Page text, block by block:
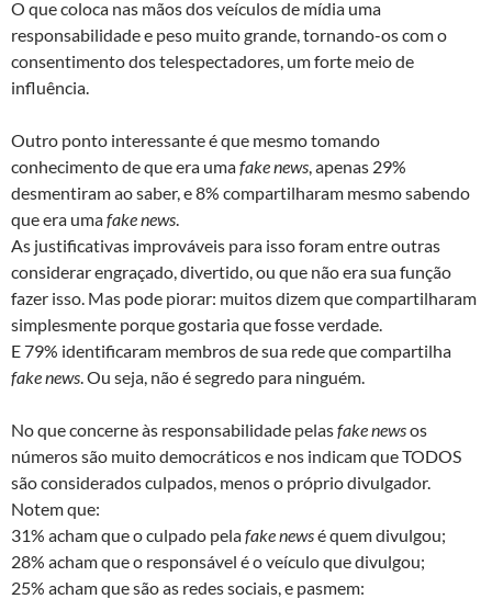
O que coloca nas mãos dos veículos de mídia uma
responsabilidade e peso muito grande, tornando-os com o
consentimento dos telespectadores, um forte meio de
influência.
Outro ponto interessante é que mesmo tomando
conhecimento de que era umafake news, apenas 29%
desmentiram ao saber, e 8% compartilharam mesmo sabendo
que era umafake news.
As justificativas improváveis para isso foram entre outras
considerar engraçado, divertido, ou que não era sua função
fazer isso. Mas pode piorar: muitos dizem que compartilharam
simplesmente porque gostaria que fosse verdade.
E 79% identificaram membros de sua rede que compartilha
fake news. Ou seja, não é segredo para ninguém.
No que concerne às responsabilidade pelasfake newsos
números são muito democráticos e nos indicam que TODOS
são considerados culpados, menos o próprio divulgador.
Notem que:
31% acham que o culpado pelafake newsé quem divulgou;
28% acham que o responsável é o veículo que divulgou;
25% acham que são as redes sociais, e pasmem: